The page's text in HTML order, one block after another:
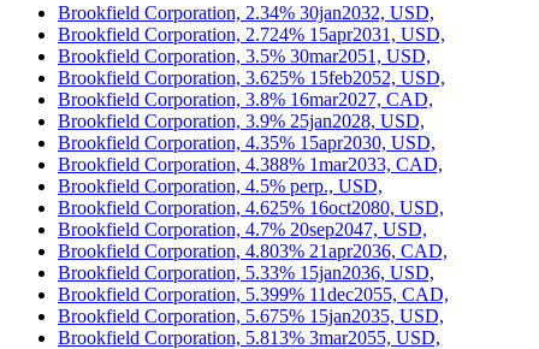
Brookfield Corporation, 2.34% 30jan2032, USD,
Brookfield Corporation, 2.724% 15apr2031, USD,
Brookfield Corporation, 3.5% 30mar2051, USD,
Brookfield Corporation, 3.625% 15feb2052, USD,
Brookfield Corporation, 3.8% 16mar2027, CAD,
Brookfield Corporation, 3.9% 25jan2028, USD,
Brookfield Corporation, 4.35% 15apr2030, USD,
Brookfield Corporation, 4.388% 1mar2033, CAD,
Brookfield Corporation, 4.5% perp., USD,
Brookfield Corporation, 4.625% 16oct2080, USD,
Brookfield Corporation, 4.7% 20sep2047, USD,
Brookfield Corporation, 4.803% 21apr2036, CAD,
Brookfield Corporation, 5.33% 15jan2036, USD,
Brookfield Corporation, 5.399% 11dec2055, CAD,
Brookfield Corporation, 5.675% 15jan2035, USD,
Brookfield Corporation, 5.813% 3mar2055, USD,